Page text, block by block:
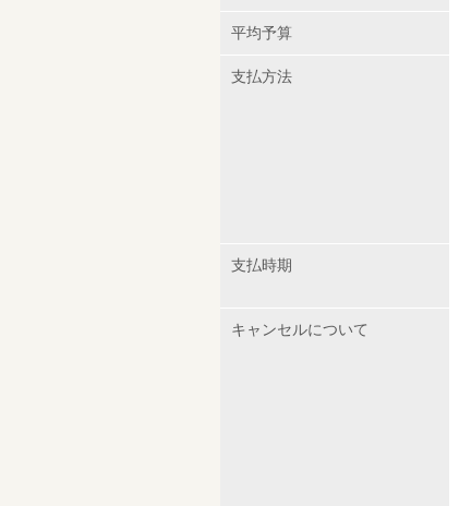
平均予算
支払方法
支払時期
キャンセルについて